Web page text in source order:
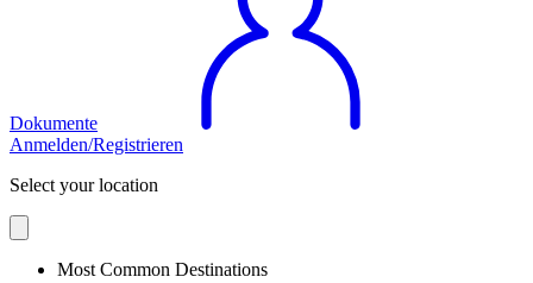
Dokumente
Anmelden/Registrieren
Select your location
Most Common Destinations